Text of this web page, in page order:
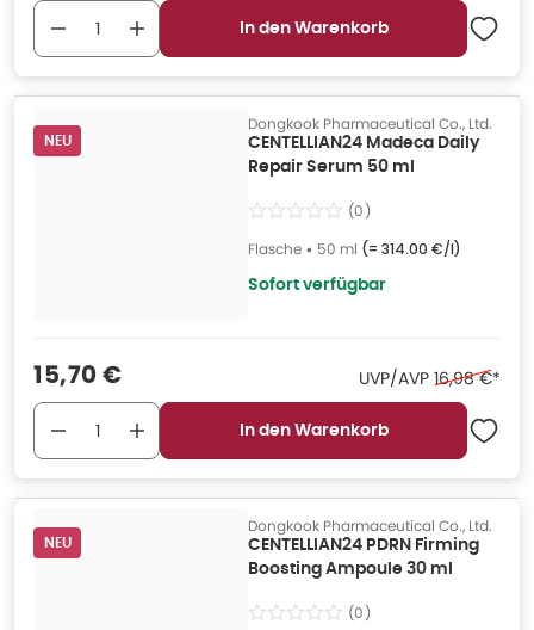
In den Warenkorb
NEU
Dongkook Pharmaceutical Co., Ltd.
CENTELLIAN24 Madeca Daily
Repair Serum 50 ml
(0)
Flasche • 50 ml (= 314.00 €/l)
Sofort verfügbar
Verkaufspreis
15,70 € UVP/AVP Ehemaliger
16,98 €*
In den Warenkorb
NEU
Dongkook Pharmaceutical Co., Ltd.
CENTELLIAN24 PDRN Firming
Boosting Ampoule 30 ml
(0)